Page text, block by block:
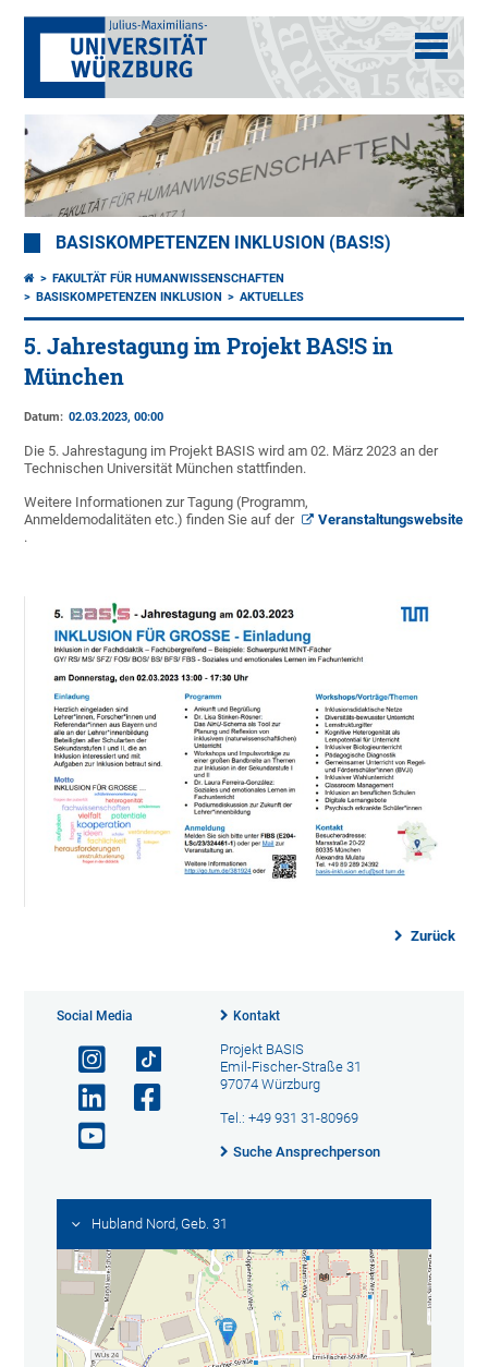
BASISKOMPETENZEN INKLUSION (BAS!S)
FAKULTÄT FÜR HUMANWISSENSCHAFTEN
BASISKOMPETENZEN INKLUSION
AKTUELLES
5. Jahrestagung im Projekt BAS!S in
München
Datum: 02.03.2023, 00:00
Die 5. Jahrestagung im Projekt BASIS wird am 02. März 2023 an der
Technischen Universität München stattfinden.
Weitere Informationen zur Tagung (Programm,
Anmeldemodalitäten etc.) finden Sie auf der
Veranstaltungswebsite
.
Zurück
Social Media Kontakt
Projekt BASIS
Emil-Fischer-Straße 31
97074 Würzburg
Tel.: +49 931 31-80969
Suche Ansprechperson
Hubland Nord, Geb. 31